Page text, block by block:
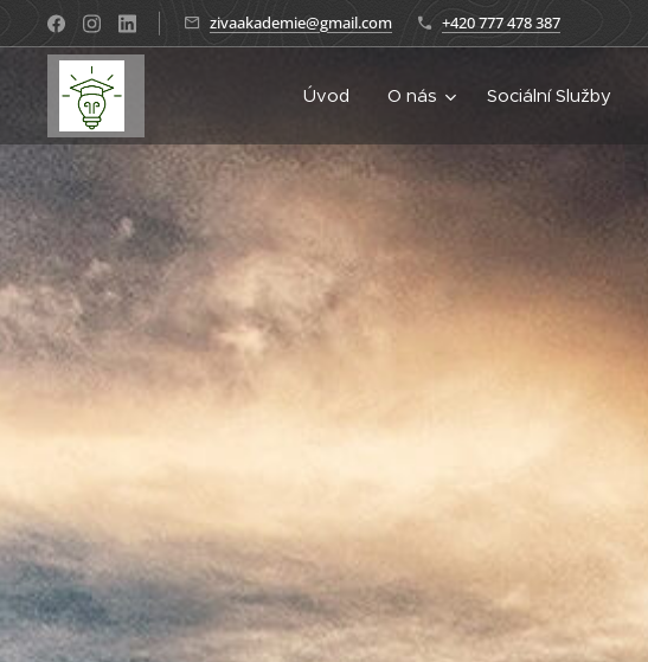
zivaakademie@gmail.com +420 777 478 387
Úvod O nás Sociální Služby